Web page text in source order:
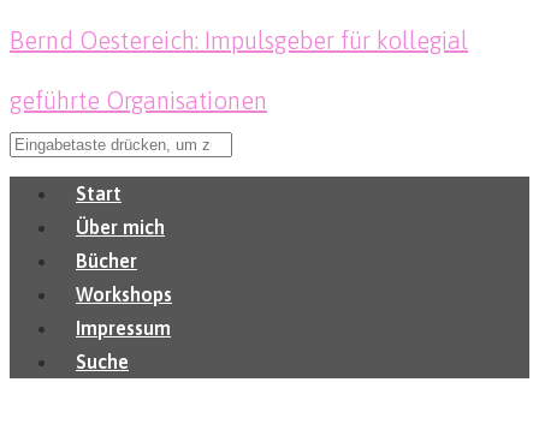
Bernd Oestereich: Impulsgeber für kollegial
geführte Organisationen
Start
Über mich
Bücher
Workshops
Impressum
Suche